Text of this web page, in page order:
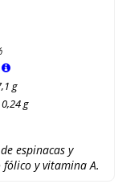
g
g
espinacas y
y vitamina A.